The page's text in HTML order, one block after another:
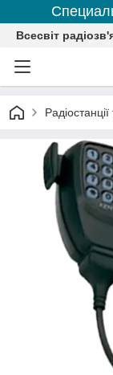
Всесвіт